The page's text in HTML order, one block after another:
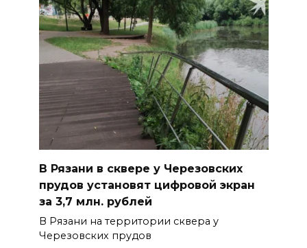
В Рязани в сквере у Черезовских
прудов установят цифровой экран
за 3,7 млн. рублей
В Рязани на территории сквера у
Черезовских прудов